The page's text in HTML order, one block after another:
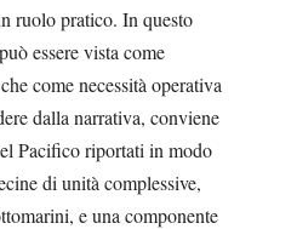
ruolo pratico. In questo
essere vista come
come necessità operativa
dalla narrativa, conviene
Pacifico riportati in modo
di unità complessive,
e una componente